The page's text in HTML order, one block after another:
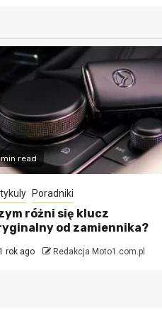
read
Poradniki
różni się klucz
od zamiennika?
rok ago Redakcja Moto1.com.pl